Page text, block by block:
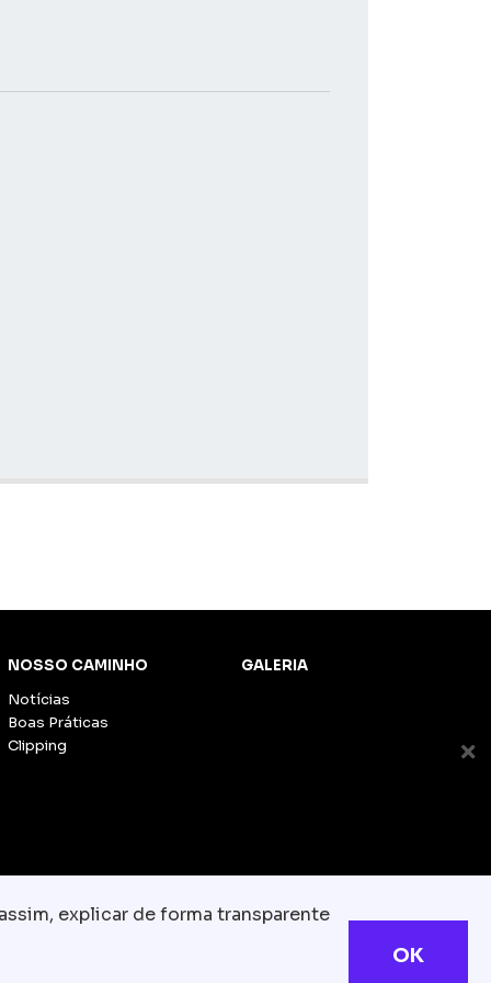
NOSSO CAMINHO
Notícias
Boas Práticas
Clipping
GALERIA
explicar de forma transparente
OK